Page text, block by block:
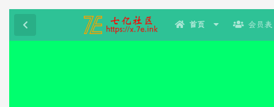
首页 会员表